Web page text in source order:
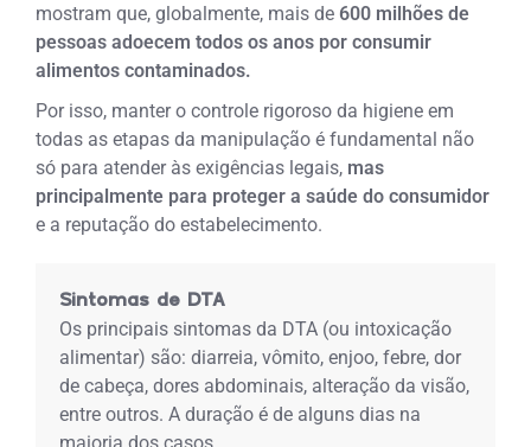
mostram que, globalmente, mais de 600 milhões de
pessoas adoecem todos os anos por consumir
alimentos contaminados.
Por isso, manter o controle rigoroso da higiene em
todas as etapas da manipulação é fundamental não
só para atender às exigências legais, mas
principalmente para proteger a saúde do consumidor
e a reputação do estabelecimento.
Sintomas de DTA
Os principais sintomas da DTA (ou intoxicação
alimentar) são: diarreia, vômito, enjoo, febre, dor
de cabeça, dores abdominais, alteração da visão,
entre outros. A duração é de alguns dias na